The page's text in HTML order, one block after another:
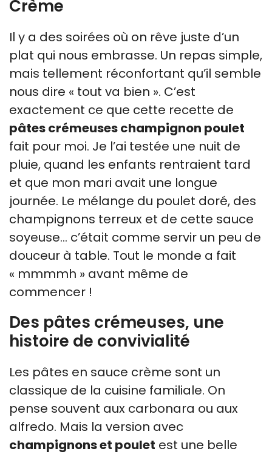
Crème
Il y a des soirées où on rêve juste d’un
plat qui nous embrasse. Un repas simple,
mais tellement réconfortant qu’il semble
nous dire « tout va bien ». C’est
exactement ce que cette recette de
pâtes crémeuses champignon poulet
fait pour moi. Je l’ai testée une nuit de
pluie, quand les enfants rentraient tard
et que mon mari avait une longue
journée. Le mélange du poulet doré, des
champignons terreux et de cette sauce
soyeuse… c’était comme servir un peu de
douceur à table. Tout le monde a fait
« mmmmh » avant même de
commencer !
Des pâtes crémeuses, une
histoire de convivialité
Les pâtes en sauce crème sont un
classique de la cuisine familiale. On
pense souvent aux carbonara ou aux
alfredo. Mais la version avec
champignons et poulet est une belle